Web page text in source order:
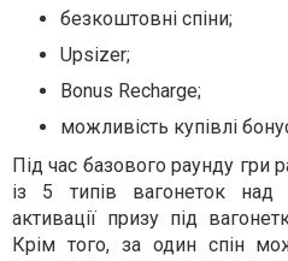
безкоштовні спіни;
Upsizer;
Bonus Recharge;
можливість купівлі
Під час базового раунду гри
із 5 типів вагонеток
активації призу під
Крім того, за один спін